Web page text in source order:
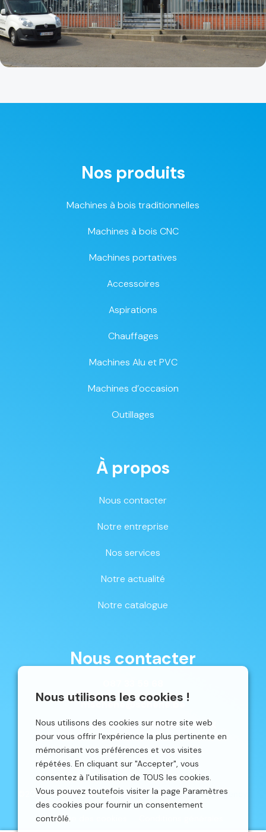
Nous utilisons les cookies !
Nous utilisons des cookies sur notre site web
pour vous offrir l'expérience la plus pertinente en
mémorisant vos préférences et vos visites
répétées. En cliquant sur "Accepter", vous
consentez à l'utilisation de TOUS les cookies.
Vous pouvez toutefois visiter la page Paramètres
des cookies pour fournir un consentement
contrôlé.
Nos produits
Machines à bois traditionnelles
Machines à bois CNC
Machines portatives
Accessoires
Aspirations
Chauffages
Machines Alu et PVC
Machines d’occasion
Outillages
À propos
Nous contacter
Notre entreprise
Nos services
Notre actualité
Notre catalogue
Nous contacter
mschene@schene.be
Avenue du Parc 16 | 4650 CHAINEUX
©2026 Schêne. Site web réalisé parLocalisy Web Agency.
Politique des cookies